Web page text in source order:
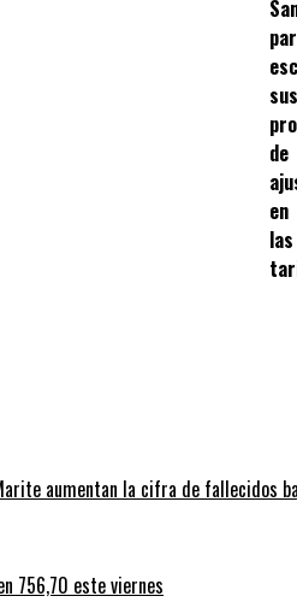
sus
de
en
las
aumentan la cifra de fallecidos
756,70 este viernes